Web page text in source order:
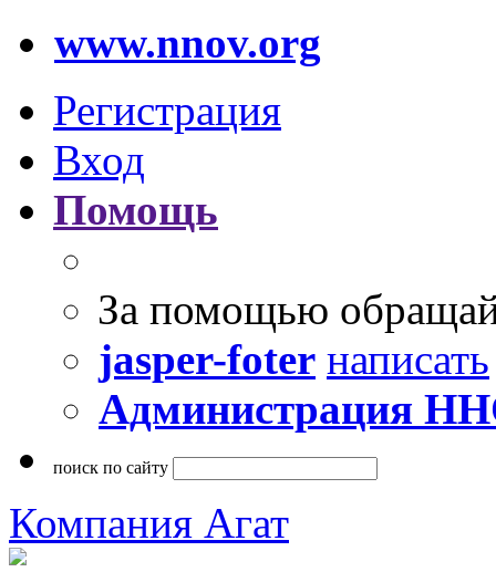
www.nnov.org
Регистрация
Вход
Помощь
За помощью
jasper-foter написать
Администрация
поиск по сайту
Компания Агат